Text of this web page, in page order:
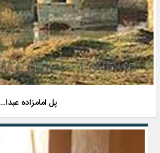
پل امامزاده عبدا…